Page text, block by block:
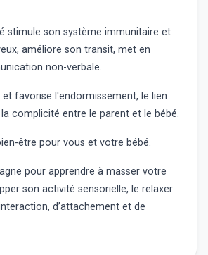
stimule son système immunitaire et
améliore son transit, met en
non-verbale.
et favorise l'endormissement, le lien
complicité entre le parent et le bébé.
être pour vous et votre bébé.
pour apprendre à masser votre
son activité sensorielle, le relaxer
d’attachement et de